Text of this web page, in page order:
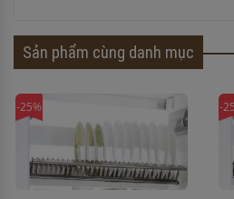
Sản phẩm cùng danh mục
-25% -